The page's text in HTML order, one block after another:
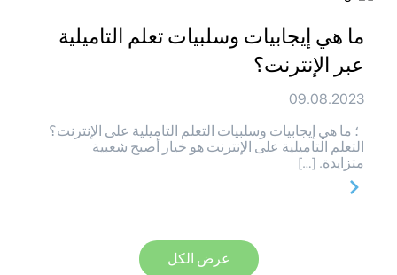
ما هي إيجابيات وسلبيات تعلم التاميلية
عبر الإنترنت؟
09.08.2023
؛ ما هي إيجابيات وسلبيات التعلم التاميلية على الإنترنت؟
التعلم التاميلية على الإنترنت هو خيار أصبح شعبية
متزايدة. […]
عرض الكل